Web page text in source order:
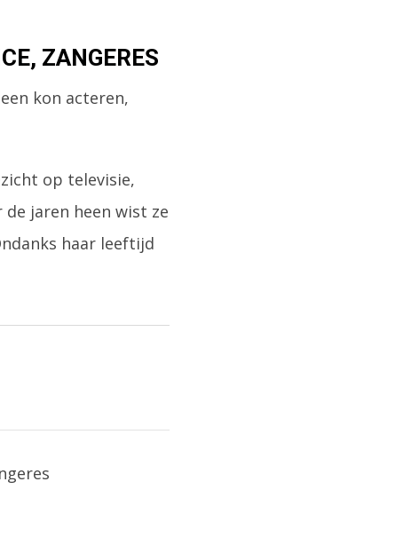
ZANGERES
kon acteren,
op televisie,
jaren heen wist ze
haar leeftijd